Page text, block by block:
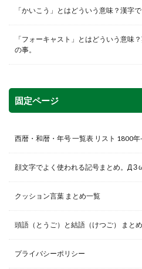
「かいこう」とはどういう意味？漢字
「フォーキャスト」とはどういう意味
の事。
固定ページ
西暦・和暦・年号 一覧表 リスト 1800
顔文字でよく使われる記号まとめ。Д З ω
クッション言葉 まとめ一覧
頭語（とうご）と結語（けつご） まとめ
プライバシーポリシー